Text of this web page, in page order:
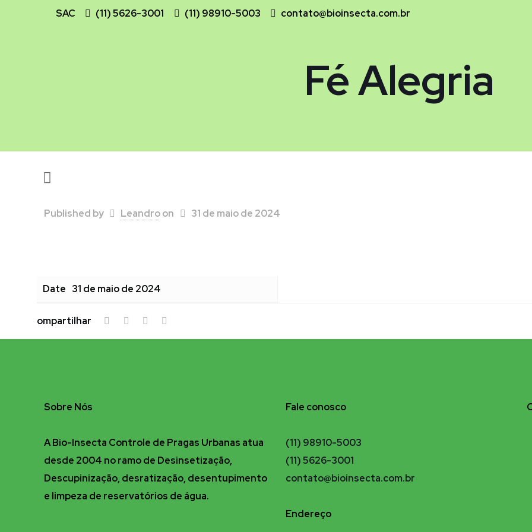
SAC (11) 5626-3001 (11) 98910-5003 contato@bioinsecta.com.br
Fé Alegria
Published by Leandroon 31 de maio de 2024
Date 31 de maio de 2024
ompartilhar
Sobre Nós
A Bio-Insecta Controle de Pragas Urbanas atua
desde 2004 no ramo de Desinsetização,
Descupinização, desratização, desentupimento
e limpeza de reservatórios de água.
Fale conosco
(11) 98910-5003
(11) 5626-3001
contato@bioinsecta.com.br
Endereço